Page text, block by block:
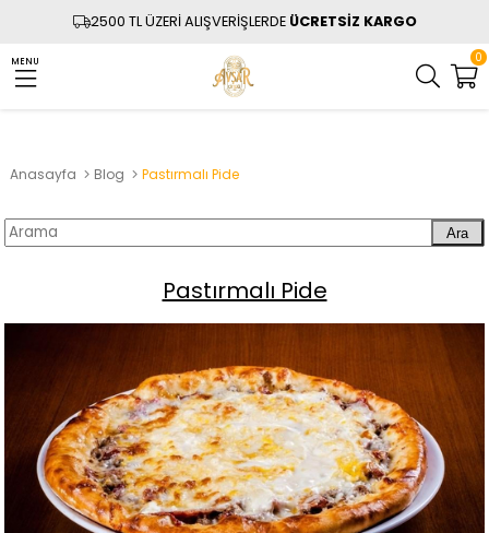
MENU
2500 TL ÜZERİ ALIŞVERİŞLERDE ÜCRETSİZ KARGO
0
Anasayfa Blog Pastırmalı Pide
Ara
Pastırmalı Pide